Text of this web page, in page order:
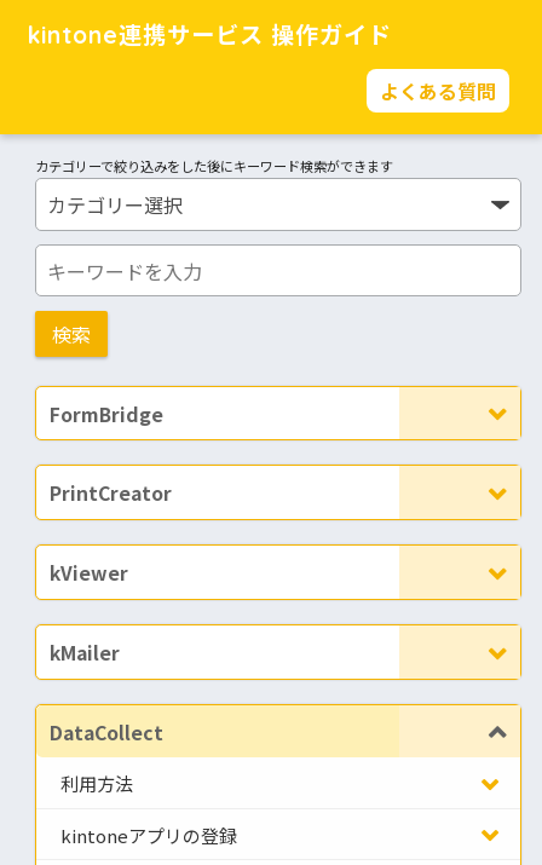
kintone連携サービス 操作ガイド
よくある質問
カテゴリーで絞り込みをした後にキーワード検索ができます
FormBridge
PrintCreator
kViewer
kMailer
DataCollect
利用方法
kintoneアプリの登録